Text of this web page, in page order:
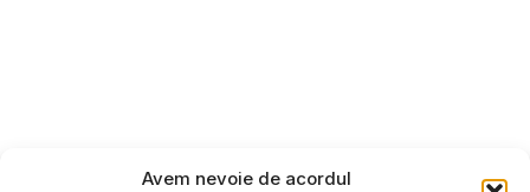
Avem nevoie de acordul